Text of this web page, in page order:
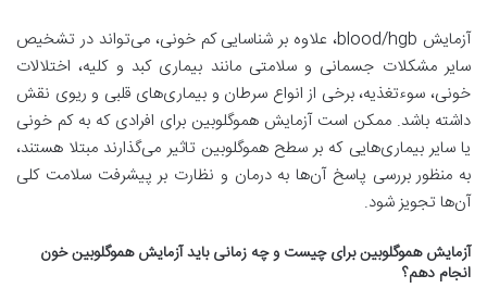
آزمایش blood/hgb، علاوه بر شناسایی کم خونی، می‌تواند در تشخیص
سایر مشکلات جسمانی و سلامتی مانند بیماری کبد و کلیه، اختلالات
خونی، سوءتغذیه، برخی از انواع سرطان و بیماری‌های قلبی و ریوی نقش
داشته باشد. ممکن است آزمایش هموگلوبین برای افرادی که به کم خونی
یا سایر بیماری‌هایی که بر سطح هموگلوبین تاثیر می‌گذارند مبتلا هستند،
به منظور بررسی پاسخ آن‌ها به درمان و نظارت بر پیشرفت سلامت کلی
آن‌ها تجویز شود.
آزمایش هموگلوبین برای چیست و چه زمانی باید آزمایش هموگلوبین خون
انجام دهم؟